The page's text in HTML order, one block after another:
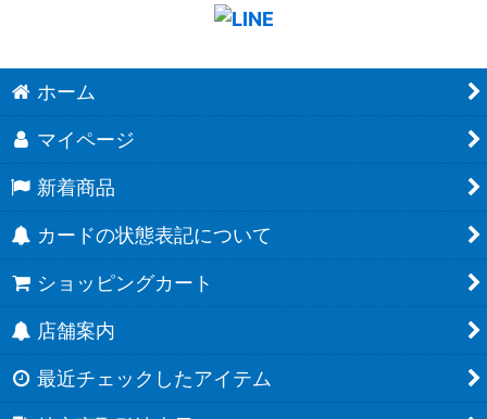
ホーム
マイページ
新着商品
カードの状態表記について
ショッピングカート
店舗案内
最近チェックしたアイテム